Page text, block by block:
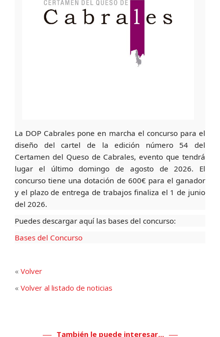
La DOP Cabrales pone en marcha el concurso para el
diseño del cartel de la edición número 54 del
Certamen del Queso de Cabrales, evento que tendrá
lugar el último domingo de agosto de 2026. El
concurso tiene una dotación de 600€ para el ganador
y el plazo de entrega de trabajos finaliza el 1 de junio
del 2026.
Puedes descargar aquí las bases del concurso:
Bases del Concurso
« Volver
« Volver al listado de noticias
También le puede interesar...